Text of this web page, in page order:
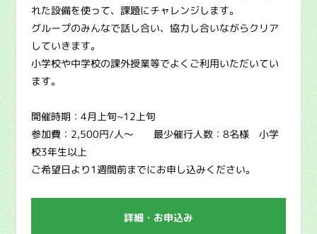
れた設備を使って、課題にチャレンジします。
グループのみんなで話し合い、協力し合いながらクリア
していきます。
小学校や中学校の課外授業等でよくご利用いただいてい
ます。
開催時期：4月上旬~12上旬
参加費：2,500円/人〜 最少催行人数：8名様 小学
校3年生以上
ご希望日より1週間前までにお申し込みください。
詳細・お申込み